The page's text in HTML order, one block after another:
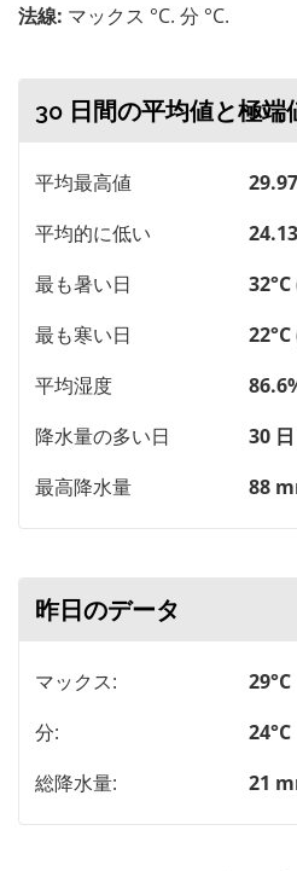
法線: マックス °C. 分 °C.
30 日間の平均値と極端
平均最高値
平均的に低い
最も暑い日
最も寒い日
平均湿度
降水量の多い日
30 日
最高降水量
88
昨日のデータ
マックス:
29°C
分:
24°C
総降水量:
21